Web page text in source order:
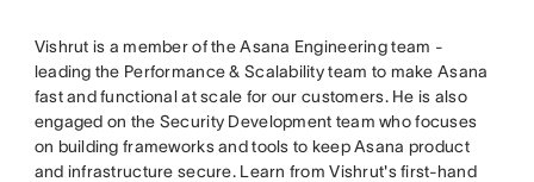
Vishrut is a member of the Asana Engineering team -
leading the Performance & Scalability team to make Asana
fast and functional at scale for our customers. He is also
engaged on the Security Development team who focuses
on building frameworks and tools to keep Asana product
and infrastructure secure. Learn from Vishrut's first-hand